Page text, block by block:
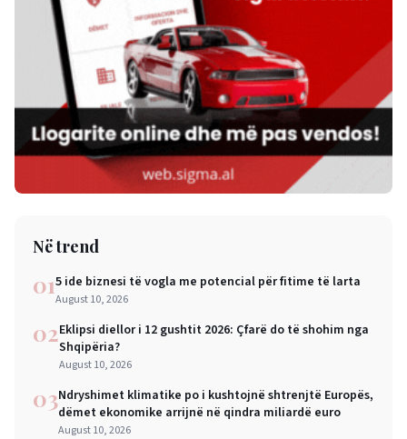
Në trend
015 ide biznesi të vogla me potencial për fitime të larta
August 10, 2026
02Eklipsi diellor i 12 gushtit 2026: Çfarë do të shohim nga
Shqipëria?
August 10, 2026
03Ndryshimet klimatike po i kushtojnë shtrenjtë Europës,
dëmet ekonomike arrijnë në qindra miliardë euro
August 10, 2026